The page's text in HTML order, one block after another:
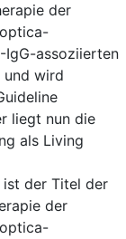
der
IgG-assoziierten
und wird
liegt nun die
als Living
ist der Titel der
der